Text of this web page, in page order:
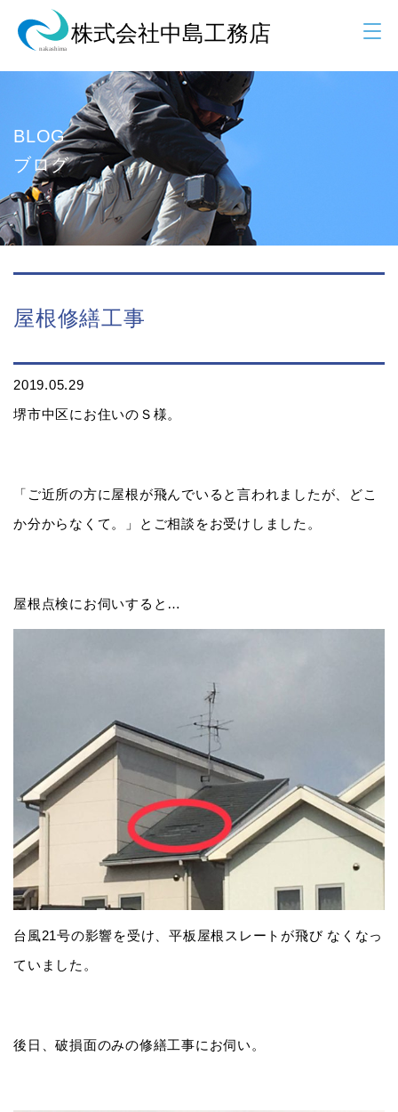
BLOG
ブログ
屋根修繕工事
2019.05.29
堺市中区にお住いのＳ様。
「ご近所の方に屋根が飛んでいると言われましたが、どこ
か分からなくて。」とご相談をお受けしました。
屋根点検にお伺いすると…
台風21号の影響を受け、平板屋根スレートが飛び なくなっ
ていました。
後日、破損面のみの修繕工事にお伺い。